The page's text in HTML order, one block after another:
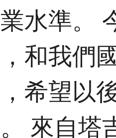
水準。
和我們
希望以
來自塔